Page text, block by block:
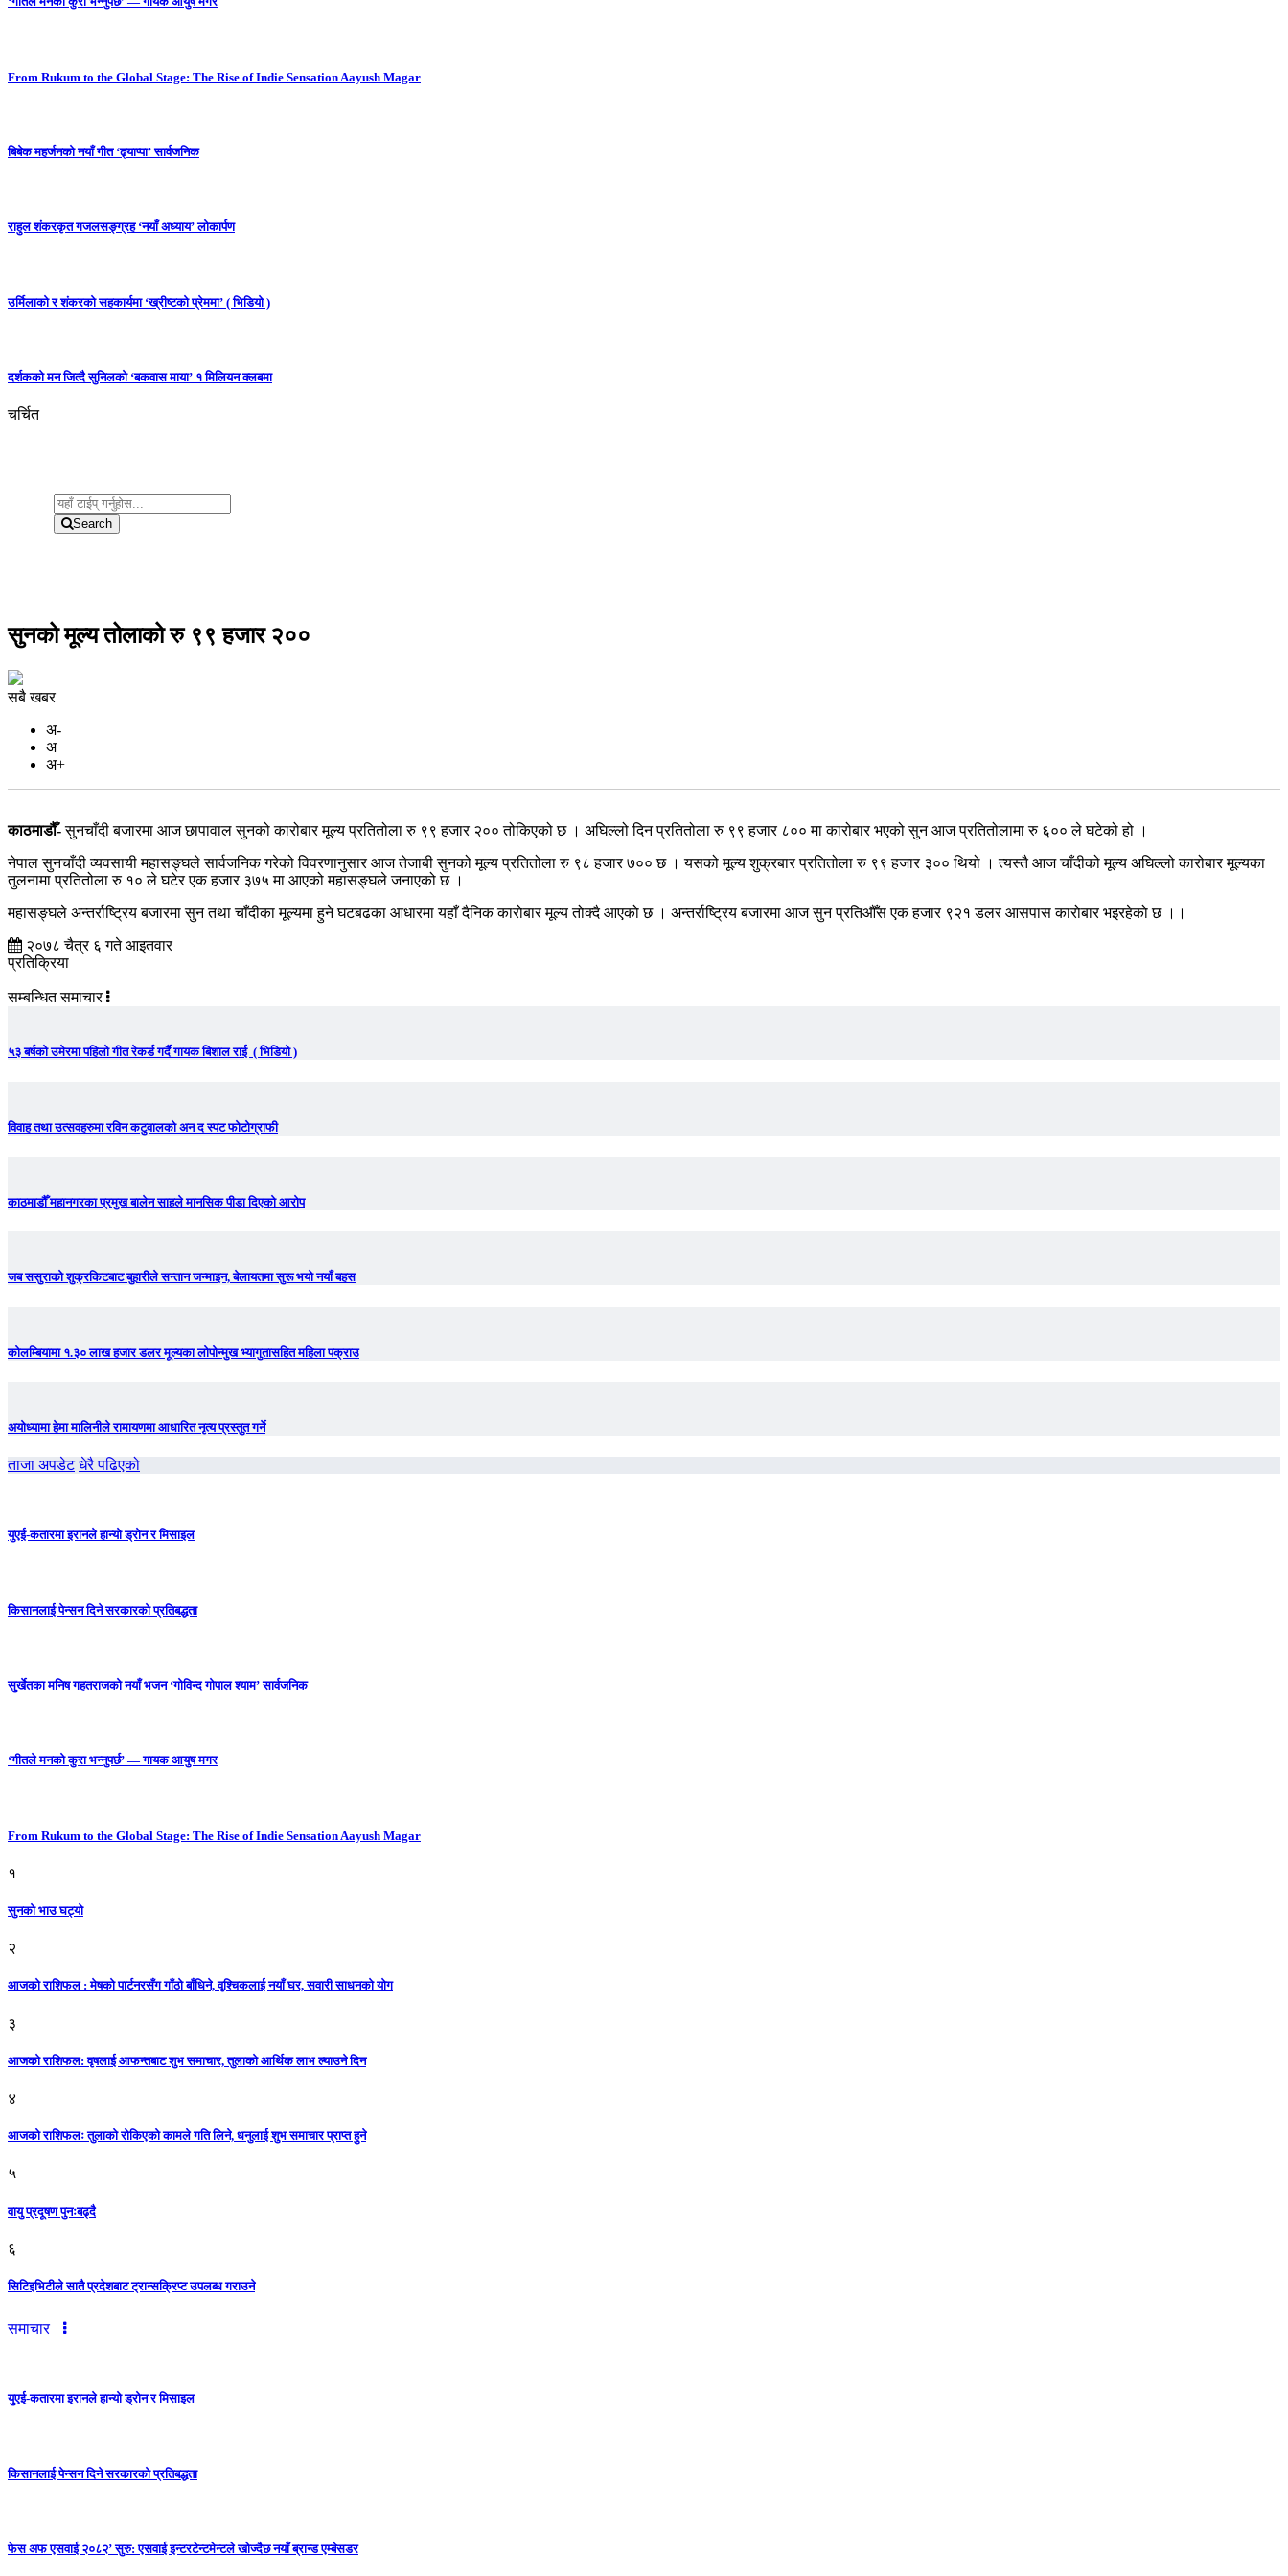
From Rukum to the Global Stage: The Rise of Indie Sensation Aayush Magar
बिबेक महर्जनको नयाँ गीत ‘ढ्याप्पा’ सार्वजनिक
राहुल शंकरकृत गजलसङ्ग्रह ‘नयाँ अध्याय’ लोकार्पण
उर्मिलाको र शंकरको सहकार्यमा ‘ख्रीष्टको प्रेममा’ ( भिडियो )
दर्शकको मन जित्दै सुनिलको ‘बकवास माया’ १ मिलियन क्लबमा
चर्चित
Search
सुनको मूल्य तोलाको रु ९९ हजार २००
सबै खबर
अ-
अ
अ+
काठमाडौँ-सुनचाँदी बजारमा आज छापावाल सुनको कारोबार मूल्य प्रतितोला रु ९९ हजार २०० तोकिएको छ । अघिल्लो दिन प्रतितोला रु ९९ हजार ८०० मा कारोबार भएको सुन आज प्रतितोलामा रु ६०० ले घटेको हो ।
नेपाल सुनचाँदी व्यवसायी महासङ्घले सार्वजनिक गरेको विवरणानुसार आज तेजाबी सुनको मूल्य प्रतितोला रु ९८ हजार ७०० छ । यसको मूल्य शुक्रबार प्रतितोला रु ९९ हजार ३०० थियो । त्यस्तै आज चाँदीको मूल्य अघिल्लो कारोबार मूल्यका
तुलनामा प्रतितोला रु १० ले घटेर एक हजार ३७५ मा आएको महासङ्घले जनाएको छ ।
महासङ्घले अन्तर्राष्ट्रिय बजारमा सुन तथा चाँदीका मूल्यमा हुने घटबढका आधारमा यहाँ दैनिक कारोबार मूल्य तोक्दै आएको छ । अन्तर्राष्ट्रिय बजारमा आज सुन प्रतिऔँस एक हजार ९२१ डलर आसपास कारोबार भइरहेको छ ।।
२०७८ चैत्र ६ गते आइतवार
प्रतिक्रिया
सम्बन्धित समाचार
५३ बर्षको उमेरमा पहिलो गीत रेकर्ड गर्दै गायक बिशाल राई ( भिडियो )
विवाह तथा उत्सवहरुमा रविन कटुवालको अन द स्पट फोटोग्राफी
काठमाडौँ महानगरका प्रमुख बालेन साहले मानसिक पीडा दिएको आरोप
जब ससुराको शुक्रकिटबाट बुहारीले सन्तान जन्माइन, बेलायतमा सुरू भयो नयाँ बहस
कोलम्बियामा १.३० लाख हजार डलर मूल्यका लोपोन्मुख भ्यागुतासहित महिला पक्राउ
अयोध्यामा हेमा मालिनीले रामायणमा आधारित नृत्य प्रस्तुत गर्ने
ताजा अपडेट धेरै पढिएको
युएई-कतारमा इरानले हान्यो ड्रोन र मिसाइल
किसानलाई पेन्सन दिने सरकारको प्रतिबद्धता
सुर्खेतका मनिष गहतराजको नयाँ भजन ‘गोविन्द गोपाल श्याम’ सार्वजनिक
‘गीतले मनको कुरा भन्नुपर्छ’ — गायक आयुष मगर
From Rukum to the Global Stage: The Rise of Indie Sensation Aayush Magar
१
सुनको भाउ घट्याे
२
आजको राशिफल : मेषको पार्टनरसँग गाँठो बाँधिने, वृश्चिकलाई नयाँ घर, सवारी साधनकाे याेग
३
आजकाे राशिफल: वृषलाई आफन्तबाट शुभ समाचार, तुलाकाे आर्थिक लाभ ल्याउने दिन
४
आजको राशिफलः तुलाकाे रोकिएको कामले गति लिने, धनुलाई शुभ समाचार प्राप्त हुने
५
वायु प्रदूषण पुनःबढ्दै
६
सिटिइभिटीले सातै प्रदेशबाट ट्रान्सक्रिप्ट उपलब्ध गराउने
समाचार
युएई-कतारमा इरानले हान्यो ड्रोन र मिसाइल
किसानलाई पेन्सन दिने सरकारको प्रतिबद्धता
फेस अफ एसवाई २०८२’ सुरु: एसवाई इन्टरटेन्टमेन्टले खोज्दैछ नयाँ ब्रान्ड एम्बेसडर